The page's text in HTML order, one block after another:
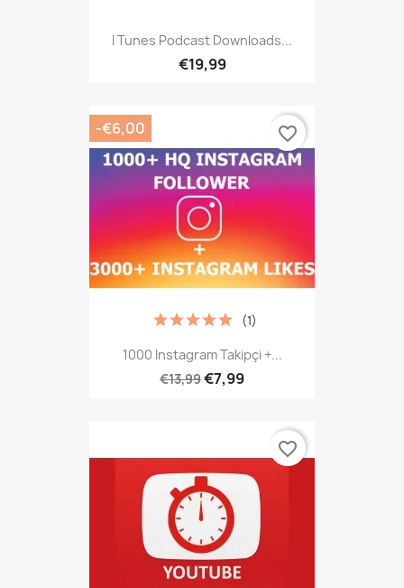
I Tunes Podcast Downloads...
€19,99
1000 Instagram Takipçi +...
€13,99€7,99
(1)
-€6,00 favorite_border
favorite_border